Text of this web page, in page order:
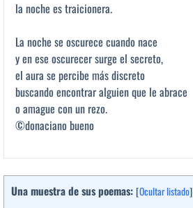
la noche es traicionera.
La noche se oscurece cuando nace
y en ese oscurecer surge el secreto,
el aura se percibe más discreto
buscando encontrar alguien que le abrace
o amague con un rezo.
©donaciano bueno
Una muestra de sus poemas: [Ocultar listado]